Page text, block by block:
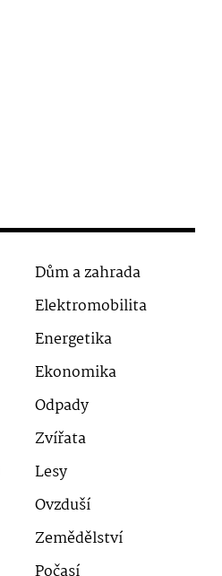
Dům a zahrada
Elektromobilita
Energetika
Ekonomika
Odpady
Zvířata
Lesy
Ovzduší
Zemědělství